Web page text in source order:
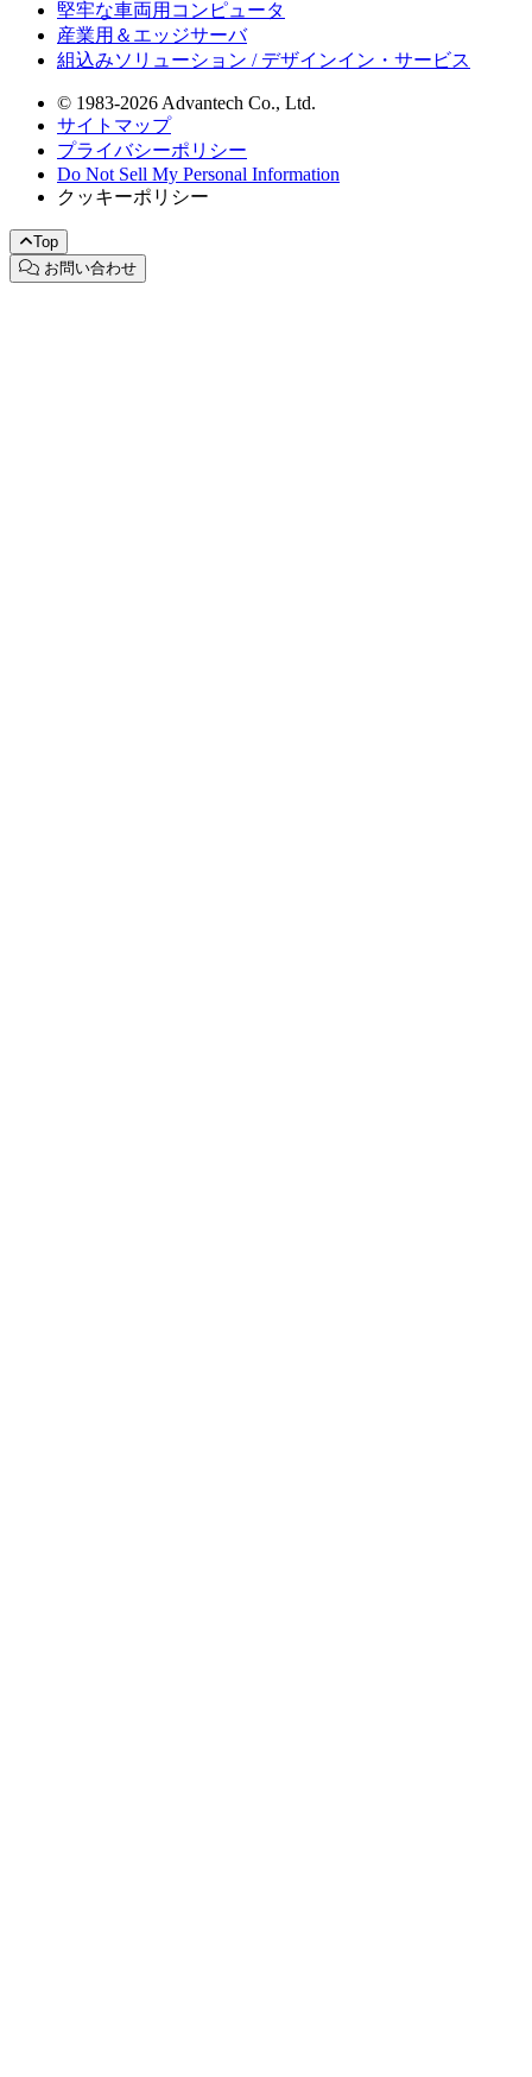
堅牢な車両用コンピュータ
産業用＆エッジサーバ
組込みソリューション / デザインイン・サービス
© 1983-2026 Advantech Co., Ltd.
サイトマップ
プライバシーポリシー
Do Not Sell My Personal Information
クッキーポリシー
Top
お問い合わせ